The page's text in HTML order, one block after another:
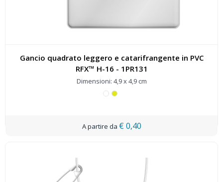
Gancio quadrato leggero e catarifrangente in PVC
RFX™ H-16 - 1PR131
Dimensioni: 4,9 x 4,9 cm
€ 0,40